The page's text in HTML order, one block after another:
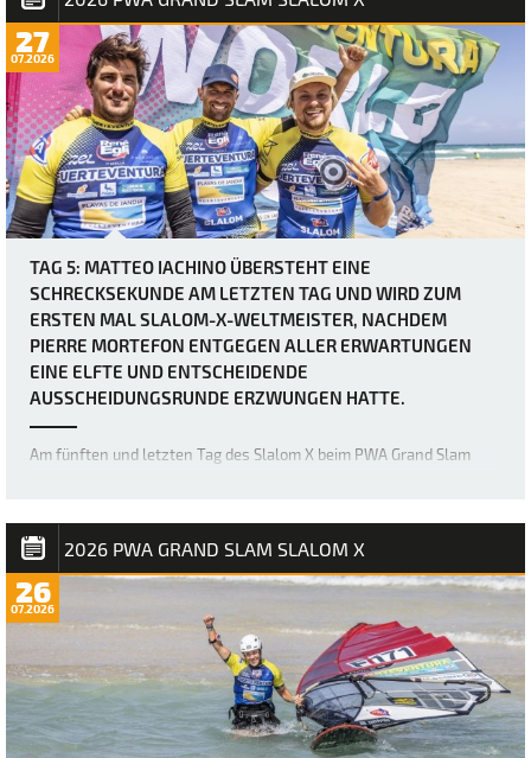
27
07.2026
TAG 5: MATTEO IACHINO ÜBERSTEHT EINE
SCHRECKSEKUNDE AM LETZTEN TAG UND WIRD ZUM
ERSTEN MAL SLALOM-X-WELTMEISTER, NACHDEM
PIERRE MORTEFON ENTGEGEN ALLER ERWARTUNGEN
EINE ELFTE UND ENTSCHEIDENDE
AUSSCHEIDUNGSRUNDE ERZWUNGEN HATTE.
Am fünften und letzten Tag des Slalom X beim PWA Grand Slam
einfacher letzter Tag für Matteo Iachino (Starboard / NeilPryde / Z
Fins) seinen ersten Slalom…
2026 PWA GRAND SLAM SLALOM X
26
07.2026